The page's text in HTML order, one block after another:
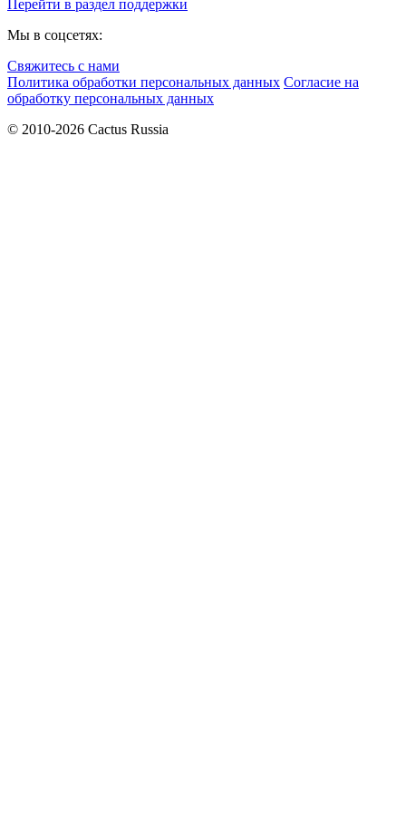
Перейти в раздел поддержки
Мы в соцсетях:
Свяжитесь с нами
Политика обработки персональных данных Согласие на
обработку персональных данных
© 2010-2026 Cactus Russia